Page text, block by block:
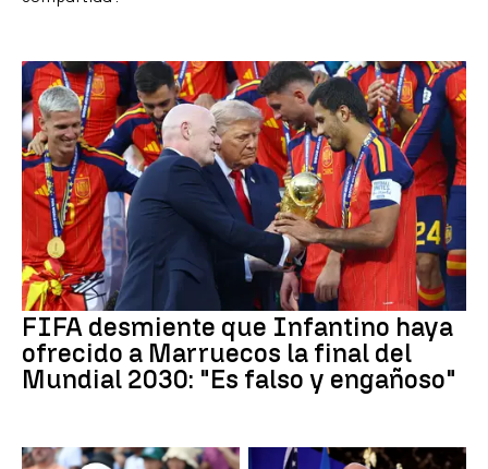
FIFA desmiente que Infantino haya
ofrecido a Marruecos la final del
Mundial 2030: "Es falso y engañoso"